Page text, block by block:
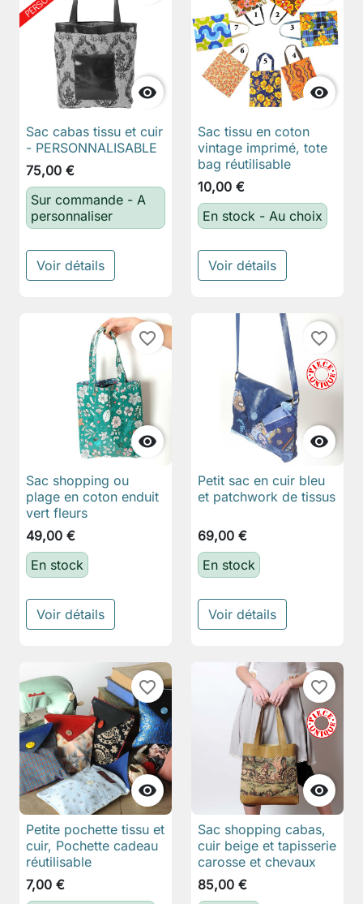

Sac cabas tissu et cuir
- PERSONNALISABLE
75,00 €
Sur commande - A
personnaliser
Voir détails

Sac tissu en coton
vintage imprimé, tote
bag réutilisable
10,00 €
En stock - Au choix
Voir détails

favorite_border
Sac shopping ou
plage en coton enduit
vert fleurs
49,00 €
En stock
Voir détails

favorite_border
Petit sac en cuir bleu
et patchwork de tissus
69,00 €
En stock
Voir détails

favorite_border
Petite pochette tissu et
cuir, Pochette cadeau
réutilisable
7,00 €

favorite_border
Sac shopping cabas,
cuir beige et tapisserie
carosse et chevaux
85,00 €